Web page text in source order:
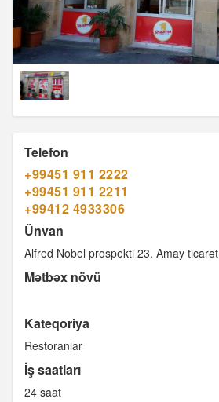
Telefon
+99451 911 2222
+99451 911 2211
+99412 4933306
Ünvan
Alfred Nobel prospekti 23. Amay ticarət
Mətbəx növü
Kateqoriya
Restoranlar
İş saatları
24 saat